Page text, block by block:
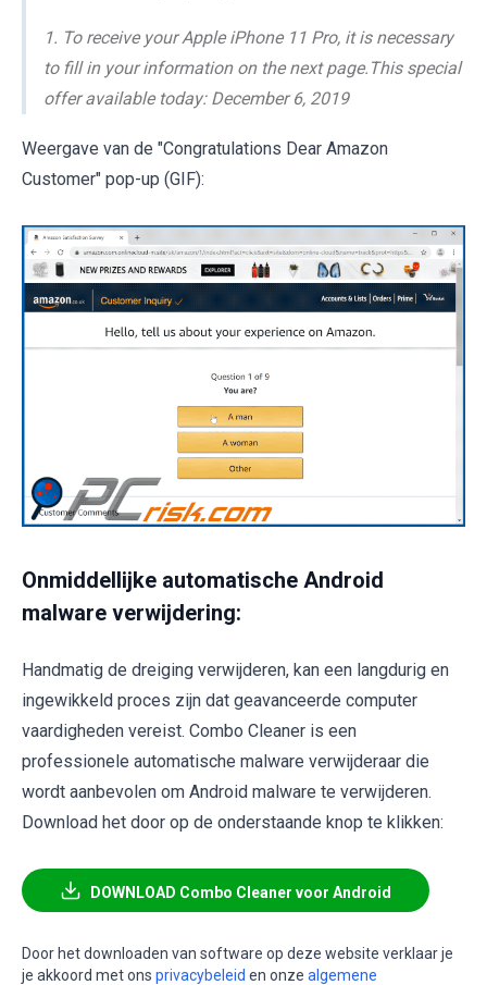
1. To receive your Apple iPhone 11 Pro, it is necessary
to fill in your information on the next page.This special
offer available today: December 6, 2019
Weergave van de "Congratulations Dear Amazon
Customer" pop-up (GIF):
Onmiddellijke automatische Android
malware verwijdering:
Handmatig de dreiging verwijderen, kan een langdurig en
ingewikkeld proces zijn dat geavanceerde computer
vaardigheden vereist. Combo Cleaner is een
professionele automatische malware verwijderaar die
wordt aanbevolen om Android malware te verwijderen.
Download het door op de onderstaande knop te klikken:
DOWNLOAD Combo Cleaner voor Android
Door het downloaden van software op deze website verklaar je
je akkoord met ons privacybeleid en onze algemene